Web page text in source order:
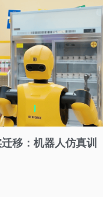
移：机器人仿真训